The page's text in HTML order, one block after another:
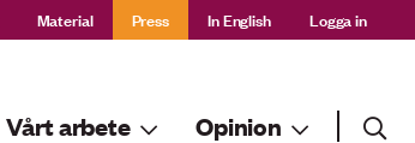
Material Press In English Logga in
Vårt arbete Opinion Sök